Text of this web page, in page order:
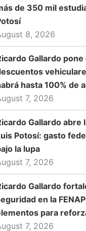
de 350 mil
8, 2026
Gallardo
hasta 100% de
7, 2026
Gallardo abre
Potosí: gasto
la lupa
7, 2026
Gallardo
en la
para
7, 2026